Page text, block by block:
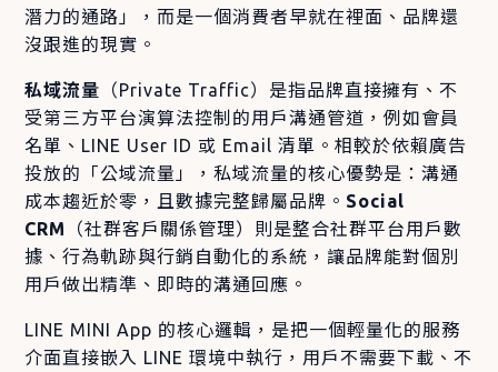
潛力的通路」，而是一個消費者早就在裡面、品牌還
沒跟進的現實。
私域流量 （Private Traffic）是指品牌直接擁有、不
受第三方平台演算法控制的用戶溝通管道，例如會員
名單、LINE User ID 或 Email 清單。相較於依賴廣告
投放的「公域流量」，私域流量的核心優勢是：溝通
成本趨近於零，且數據完整歸屬品牌。 Social
CRM
（社群客戶關係管理）則是整合社群平台用戶數
據、行為軌跡與行銷自動化的系統，讓品牌能對個別
用戶做出精準、即時的溝通回應。
LINE MINI App 的核心邏輯，是把一個輕量化的服務
介面直接嵌入 LINE 環境中執行，用戶不需要下載、不